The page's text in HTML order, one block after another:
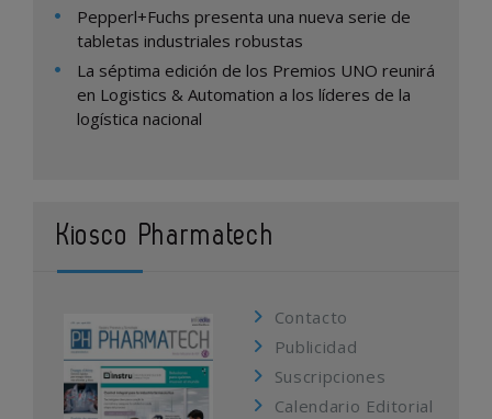
Pepperl+Fuchs presenta una nueva serie de
tabletas industriales robustas
La séptima edición de los Premios UNO reunirá
en Logistics & Automation a los líderes de la
logística nacional
Kiosco Pharmatech
Contacto
Publicidad
Suscripciones
Calendario Editorial